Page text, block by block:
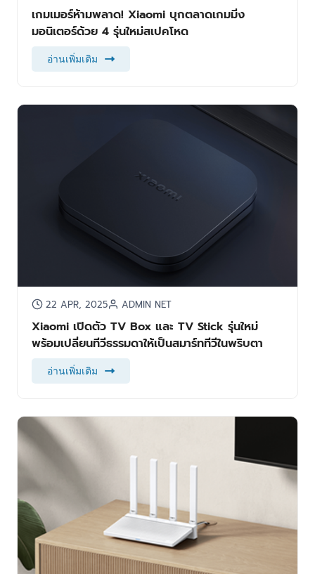
เกมเมอร์ห้ามพลาด! Xiaomi บุกตลาดเกมมิ่ง
มอนิเตอร์ด้วย 4 รุ่นใหม่สเปคโหด
อ่านเพิ่มเติม
22 APR, 2025 ADMIN NET
Xiaomi เปิดตัว TV Box และ TV Stick รุ่นใหม่
พร้อมเปลี่ยนทีวีธรรมดาให้เป็นสมาร์ททีวีในพริบตา
อ่านเพิ่มเติม